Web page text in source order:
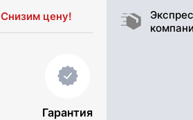
Снизим цену!
Гарантия